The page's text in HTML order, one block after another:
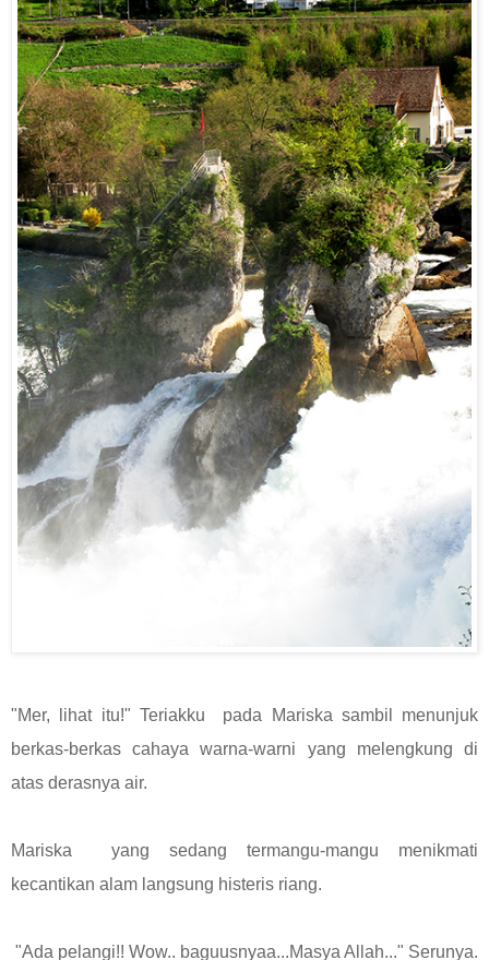
"Mer, lihat itu!" Teriakku pada Mariska sambil menunjuk
berkas-berkas cahaya warna-warni yang melengkung di
atas derasnya air.
Mariska yang sedang termangu-mangu menikmati
kecantikan alam langsung histeris riang.
"Ada pelangi!! Wow.. baguusnyaa...Masya Allah..." Serunya.